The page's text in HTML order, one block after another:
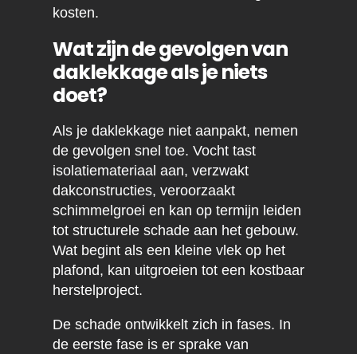
kosten.
Wat zijn de gevolgen van
daklekkage als je niets
doet?
Als je daklekkage niet aanpakt, nemen
de gevolgen snel toe. Vocht tast
isolatiemateriaal aan, verzwakt
dakconstructies, veroorzaakt
schimmelgroei en kan op termijn leiden
tot structurele schade aan het gebouw.
Wat begint als een kleine vlek op het
plafond, kan uitgroeien tot een kostbaar
herstelproject.
De schade ontwikkelt zich in fases. In
de eerste fase is er sprake van